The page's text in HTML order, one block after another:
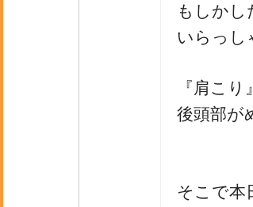
もしかし
いらっし
『肩こ
後頭部が
そこで本